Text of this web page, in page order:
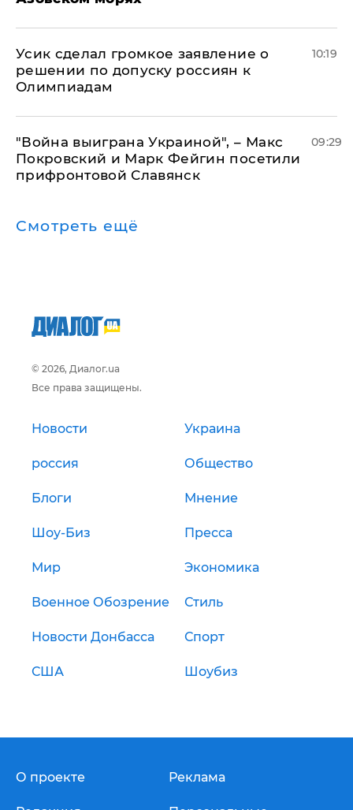
Усик сделал громкое заявление о
решении по допуску россиян к
Олимпиадам
10:19
"Война выиграна Украиной", – Макс
Покровский и Марк Фейгин посетили
прифронтовой Славянск
09:29
Смотреть ещё
© 2026, Диалог.ua
Все права защищены.
Новости Украина
россия Общество
Блоги Мнение
Шоу-Биз Пресса
Мир Экономика
Военное Обозрение Стиль
Новости Донбасса Спорт
США Шоубиз
О проекте Реклама